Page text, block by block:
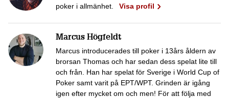
poker i allmänhet.
Visa profil
Marcus Högfeldt
Marcus introducerades till poker i 13års åldern av
brorsan Thomas och har sedan dess spelat lite till
och från. Han har spelat för Sverige i World Cup of
Poker samt varit på EPT/WPT. Grinden är igång
igen efter mycket om och men! För att följa med